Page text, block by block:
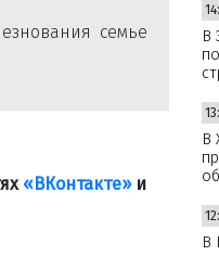
семье
«ВКонтакте»и
В
В
В